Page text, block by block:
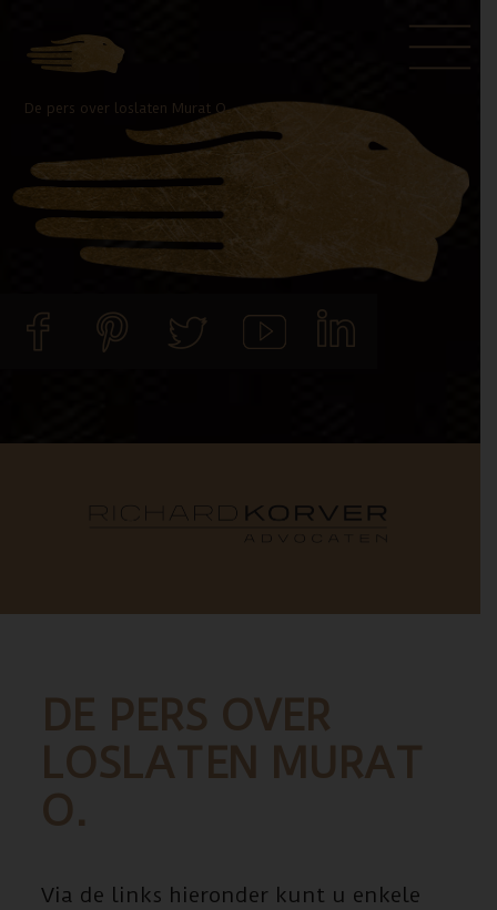
naar
hoofd
naar
voettekst
De pers over loslaten Murat O.
DE PERS OVER
LOSLATEN MURAT
O.
Via de links hieronder kunt u enkele